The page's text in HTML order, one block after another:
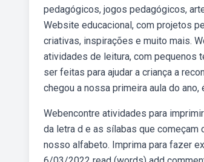
pedagógicos, jogos pedagógicos,
Website educacional, com projetos
criativas, inspirações e muito mais.
atividades de leitura, com pequenos
ser feitas para ajudar a criança a
chegou a nossa primeira aula do
Webencontre atividades para
da letra d e as sílabas que
nosso alfabeto. Imprima para fazer